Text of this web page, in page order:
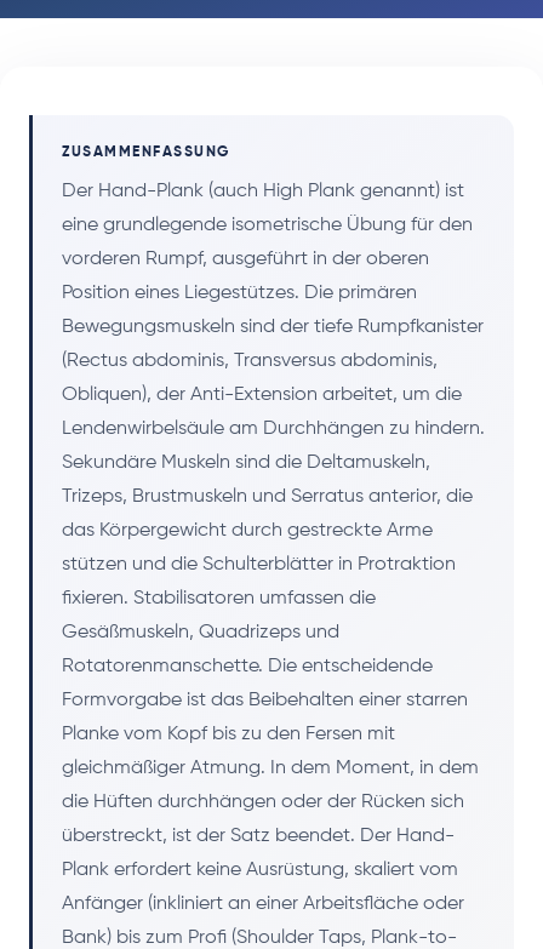
ZUSAMMENFASSUNG
Der Hand-Plank (auch High Plank genannt) ist
eine grundlegende isometrische Übung für den
vorderen Rumpf, ausgeführt in der oberen
Position eines Liegestützes. Die primären
Bewegungsmuskeln sind der tiefe Rumpfkanister
(Rectus abdominis, Transversus abdominis,
Obliquen), der Anti-Extension arbeitet, um die
Lendenwirbelsäule am Durchhängen zu hindern.
Sekundäre Muskeln sind die Deltamuskeln,
Trizeps, Brustmuskeln und Serratus anterior, die
das Körpergewicht durch gestreckte Arme
stützen und die Schulterblätter in Protraktion
fixieren. Stabilisatoren umfassen die
Gesäßmuskeln, Quadrizeps und
Rotatorenmanschette. Die entscheidende
Formvorgabe ist das Beibehalten einer starren
Planke vom Kopf bis zu den Fersen mit
gleichmäßiger Atmung. In dem Moment, in dem
die Hüften durchhängen oder der Rücken sich
überstreckt, ist der Satz beendet. Der Hand-
Plank erfordert keine Ausrüstung, skaliert vom
Anfänger (inkliniert an einer Arbeitsfläche oder
Bank) bis zum Profi (Shoulder Taps, Plank-to-